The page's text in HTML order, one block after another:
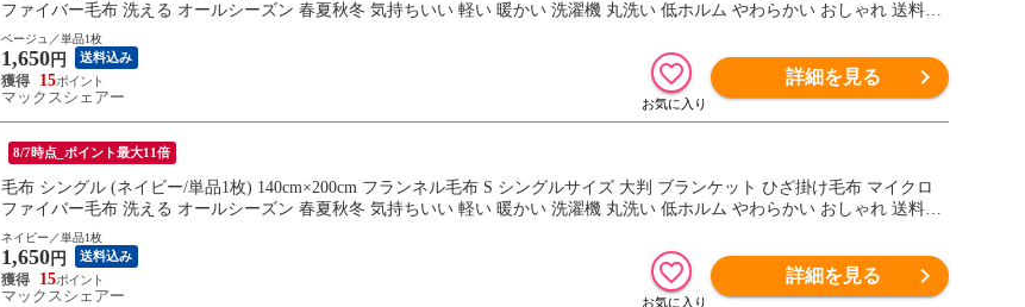
ファイバー毛布 洗える オールシーズン 春夏秋冬 気持ちいい 軽い 暖かい 洗濯機 丸洗い 低ホルム やわらかい おしゃれ 送料無
料
ベージュ／単品1枚
1,650 円 送料込み
15
マックスシェアー
詳細を見る
8/7時点_ポイント最大11倍
毛布 シングル (ネイビー/単品1枚) 140cm×200cm フランネル毛布 S シングルサイズ 大判 ブランケット ひざ掛け毛布 マイクロ
ファイバー毛布 洗える オールシーズン 春夏秋冬 気持ちいい 軽い 暖かい 洗濯機 丸洗い 低ホルム やわらかい おしゃれ 送料無
料
ネイビー／単品1枚
1,650 円 送料込み
15
マックスシェアー
詳細を見る